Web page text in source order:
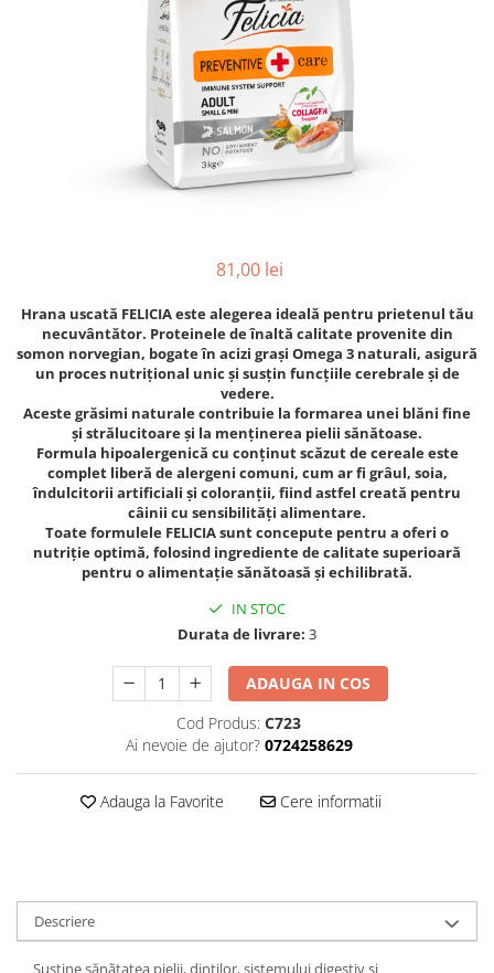
81,00 lei
Hrana uscată FELICIA este alegerea ideală pentru prietenul tău
necuvântător. Proteinele de înaltă calitate provenite din
somon norvegian, bogate în acizi grași Omega 3 naturali, asigură
un proces nutrițional unic și susțin funcțiile cerebrale și de
vedere.
Aceste grăsimi naturale contribuie la formarea unei blăni fine
și strălucitoare și la menținerea pielii sănătoase.
Formula hipoalergenică cu conținut scăzut de cereale este
complet liberă de alergeni comuni, cum ar fi grâul, soia,
îndulcitorii artificiali și coloranții, fiind astfel creată pentru
câinii cu sensibilități alimentare.
Toate formulele FELICIA sunt concepute pentru a oferi o
nutriție optimă, folosind ingrediente de calitate superioară
pentru o alimentație sănătoasă și echilibrată.
IN STOC
Durata de livrare: 3
ADAUGA IN COS
Cod Produs: C723
Ai nevoie de ajutor? 0724258629
Adauga la Favorite Cere informatii
Descriere
Susține sănătatea pielii, dinților, sistemului digestiv și